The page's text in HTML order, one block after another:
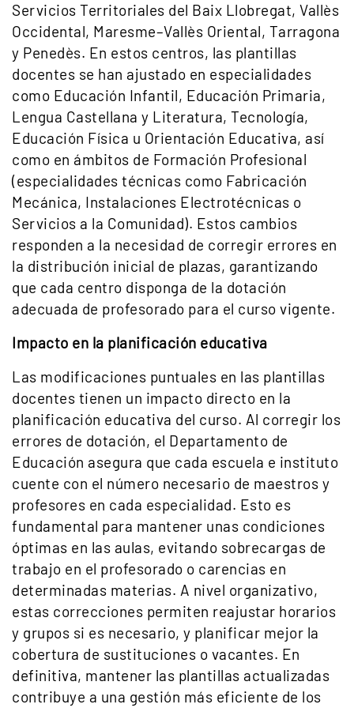
Servicios Territoriales del Baix Llobregat, Vallès
Occidental, Maresme–Vallès Oriental, Tarragona
y Penedès. En estos centros, las plantillas
docentes se han ajustado en especialidades
como Educación Infantil, Educación Primaria,
Lengua Castellana y Literatura, Tecnología,
Educación Física u Orientación Educativa, así
como en ámbitos de Formación Profesional
(especialidades técnicas como Fabricación
Mecánica, Instalaciones Electrotécnicas o
Servicios a la Comunidad). Estos cambios
responden a la necesidad de corregir errores en
la distribución inicial de plazas, garantizando
que cada centro disponga de la dotación
adecuada de profesorado para el curso vigente.
Impacto en la planificación educativa
Las modificaciones puntuales en las plantillas
docentes tienen un impacto directo en la
planificación educativa del curso. Al corregir los
errores de dotación, el Departamento de
Educación asegura que cada escuela e instituto
cuente con el número necesario de maestros y
profesores en cada especialidad. Esto es
fundamental para mantener unas condiciones
óptimas en las aulas, evitando sobrecargas de
trabajo en el profesorado o carencias en
determinadas materias. A nivel organizativo,
estas correcciones permiten reajustar horarios
y grupos si es necesario, y planificar mejor la
cobertura de sustituciones o vacantes. En
definitiva, mantener las plantillas actualizadas
contribuye a una gestión más eficiente de los